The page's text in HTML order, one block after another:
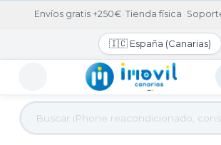
Envíos gratis +250€ ·Tienda física ·
🇮🇨 España (Canarias)